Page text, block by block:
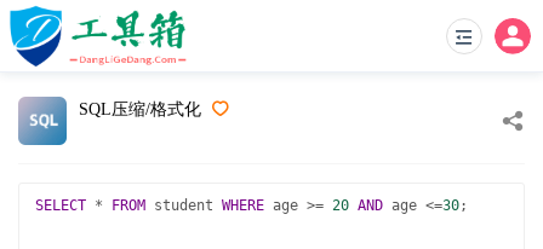
SQL压缩/格式化
SELECT * FROM student WHERE age >= 20 AND age <=30;